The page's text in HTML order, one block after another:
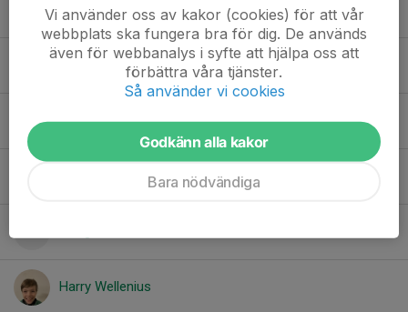
Didrik Borgblad
Elliot Svangren Wulfing
Emil Antus
Emir Pietiläinen
Harry Wellenius
Vi använder oss av kakor (cookies) för att vår
webbplats ska fungera bra för dig. De används
även för webbanalys i syfte att hjälpa oss att
förbättra våra tjänster.
Så använder vi cookies
Godkänn alla kakor
Bara nödvändiga